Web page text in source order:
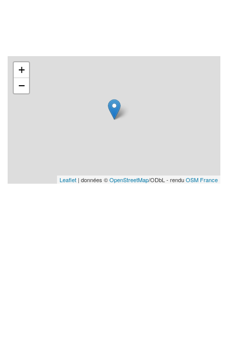
+
−
Leaflet | données ©OpenStreetMap/ODbL - renduOSM France